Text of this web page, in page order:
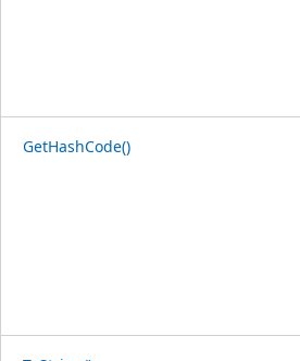
GetHashCode()